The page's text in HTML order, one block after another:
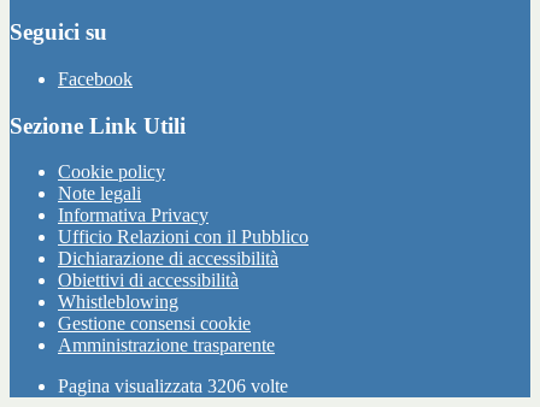
Seguici su
Facebook
Sezione Link Utili
Cookie policy
Note legali
Informativa Privacy
Ufficio Relazioni con il Pubblico
Dichiarazione di accessibilità
Obiettivi di accessibilità
Whistleblowing
Gestione consensi cookie
Amministrazione trasparente
Pagina visualizzata 3206 volte